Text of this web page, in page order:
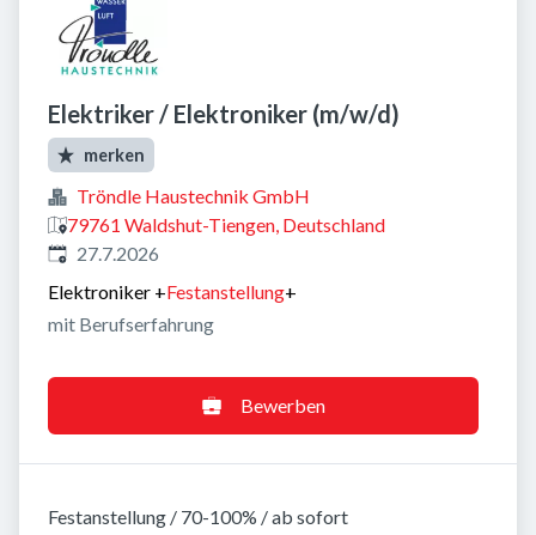
Elektriker / Elektroniker (m/w/d)
merken
Tröndle Haustechnik GmbH
79761 Waldshut-Tiengen, Deutschland
Veröffentlicht
27.7.2026
Elektroniker +Festanstellung+
mit Berufserfahrung
Bewerben
Festanstellung / 70-100% / ab sofort